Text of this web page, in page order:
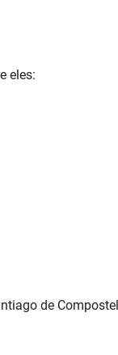
eles:
de